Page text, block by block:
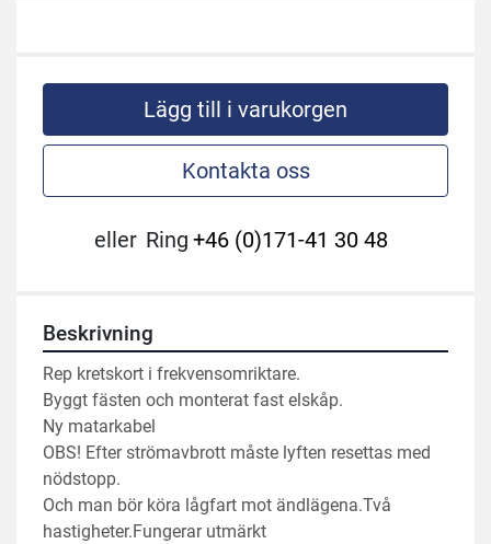
Lägg till i varukorgen
Kontakta oss
eller Ring +46 (0)171-41 30 48
Beskrivning
Rep kretskort i frekvensomriktare.
Byggt fästen och monterat fast elskåp.
Ny matarkabel
OBS! Efter strömavbrott måste lyften resettas med
nödstopp.
Och man bör köra lågfart mot ändlägena.Två
hastigheter.Fungerar utmärkt